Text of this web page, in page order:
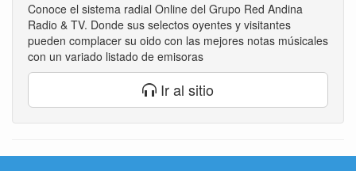
Conoce el sistema radial Online del Grupo Red Andina
Radio & TV. Donde sus selectos oyentes y visitantes
pueden complacer su oido con las mejores notas músicales
con un variado listado de emisoras
Ir al sitio